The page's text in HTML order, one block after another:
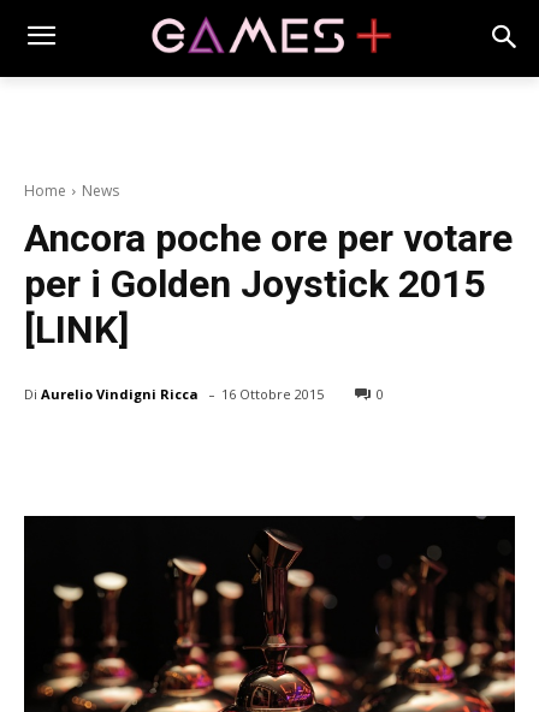
Home News
Ancora poche ore per votare
per i Golden Joystick 2015
[LINK]
Di Aurelio Vindigni Ricca - 16 Ottobre 2015 0